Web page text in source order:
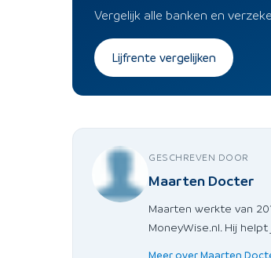
Vergelijk alle banken en
Lijfrente vergelijken
GESCHREVEN DOOR
Maarten Docter
Maarten werkte van
MoneyWise.nl. Hij
Meer over Maarten